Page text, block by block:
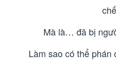
Mà là… đã bị
Làm sao có thể phán